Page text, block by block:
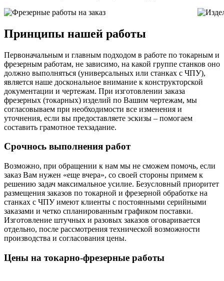
Принципы нашей работы
Первоначальным и главным подходом в работе по токарным и
фрезерным работам, не зависимо, на какой группе станков оно
должно выполняться (универсальных или станках с ЧПУ),
является наше доскональное внимание к конструкторской
документации и чертежам. При изготовлении заказа
фрезерных (токарных) изделий по Вашим чертежам, мы
согласовываем при необходимости все изменения и
уточнения, если вы предоставляете эскизы – помогаем
составить грамотное техзадание.
Срочнось выполнения работ
Возможно, при обращении к нам мы не сможем помочь, если
заказ Вам нужен «еще вчера», со своей стороны примем к
решению задач максимальное усилие. Безусловный приоритет
размещения заказов по токарной и фрезерной обработке на
станках с ЧПУ имеют клиенты с постоянными серийными
заказами и четко спланированным графиком поставки.
Изготовление штучных и разовых заказов оговаривается
отдельно, после рассмотрения технической возможности
производства и согласования цены.
Цены на токарно-фрезерные работы